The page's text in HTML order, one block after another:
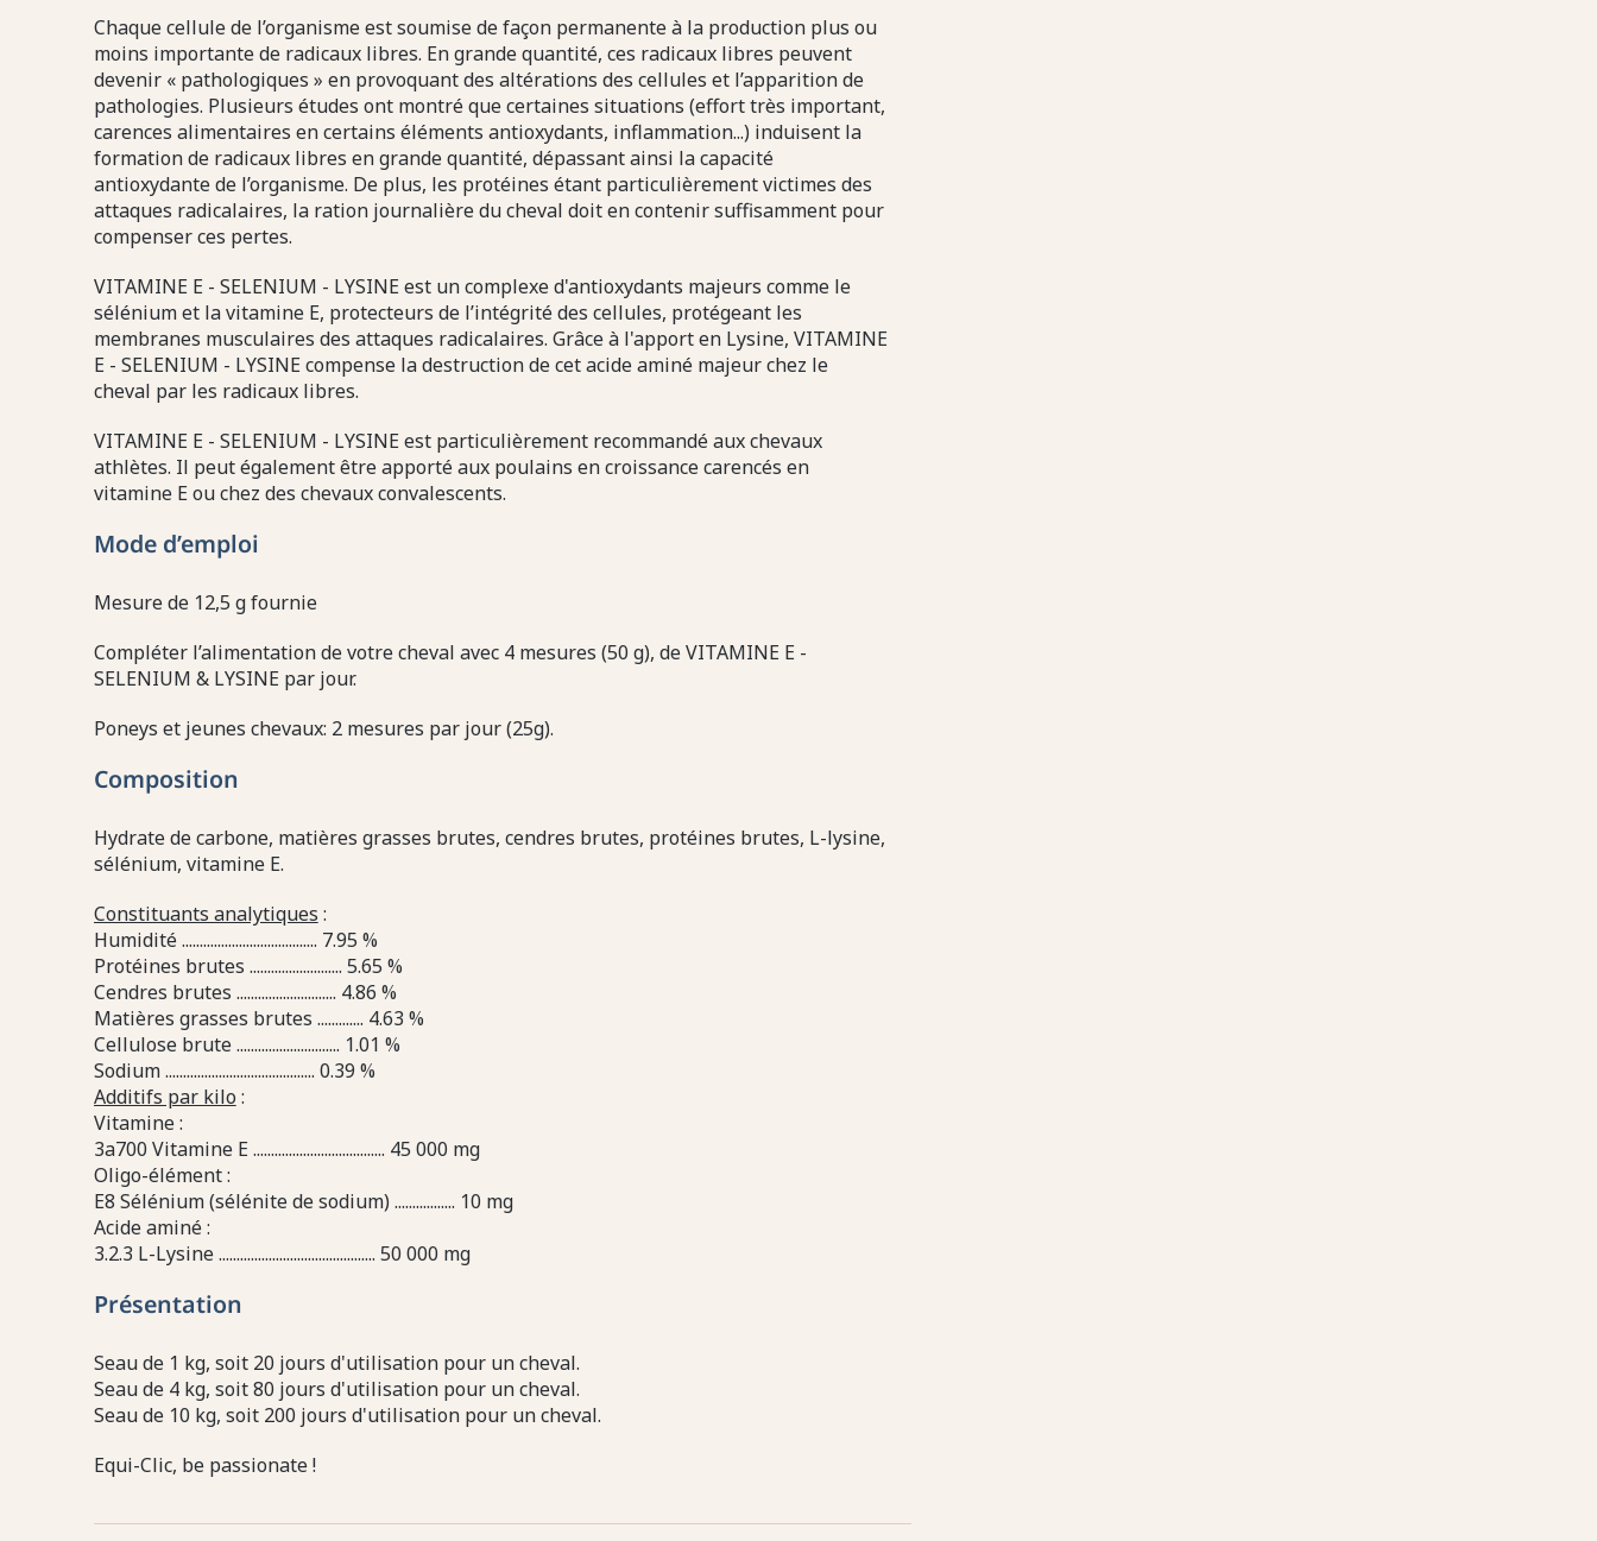
Chaque cellule de l’organisme est soumise de façon permanente à la production plus ou
moins importante de radicaux libres. En grande quantité, ces radicaux libres peuvent
devenir « pathologiques » en provoquant des altérations des cellules et l’apparition de
pathologies. Plusieurs études ont montré que certaines situations (effort très important,
carences alimentaires en certains éléments antioxydants, inflammation...) induisent la
formation de radicaux libres en grande quantité, dépassant ainsi la capacité
antioxydante de l’organisme. De plus, les protéines étant particulièrement victimes des
attaques radicalaires, la ration journalière du cheval doit en contenir suffisamment pour
compenser ces pertes.
VITAMINE E - SELENIUM - LYSINE est un complexe d'antioxydants majeurs comme le
sélénium et la vitamine E, protecteurs de l’intégrité des cellules, protégeant les
membranes musculaires des attaques radicalaires. Grâce à l'apport en Lysine, VITAMINE
E - SELENIUM - LYSINE compense la destruction de cet acide aminé majeur chez le
cheval par les radicaux libres.
VITAMINE E - SELENIUM - LYSINE est particulièrement recommandé aux chevaux
athlètes. Il peut également être apporté aux poulains en croissance carencés en
vitamine E ou chez des chevaux convalescents.
Mode d’emploi
Mesure de 12,5 g fournie
Compléter l’alimentation de votre cheval avec 4 mesures (50 g), de VITAMINE E -
SELENIUM & LYSINE par jour.
Poneys et jeunes chevaux: 2 mesures par jour (25g).
Composition
Hydrate de carbone, matières grasses brutes, cendres brutes, protéines brutes, L-lysine,
sélénium, vitamine E.
Constituants analytiques :
Humidité ...................................... 7.95 %
Protéines brutes .......................... 5.65 %
Cendres brutes ............................ 4.86 %
Matières grasses brutes ............. 4.63 %
Cellulose brute ............................. 1.01 %
Sodium .......................................... 0.39 %
Additifs par kilo :
Vitamine :
3a700 Vitamine E ..................................... 45 000 mg
Oligo-élément :
E8 Sélénium (sélénite de sodium) ................. 10 mg
Acide aminé :
3.2.3 L-Lysine ............................................ 50 000 mg
Présentation
Seau de 1 kg, soit 20 jours d'utilisation pour un cheval.
Seau de 4 kg, soit 80 jours d'utilisation pour un cheval.
Seau de 10 kg, soit 200 jours d'utilisation pour un cheval.
Equi-Clic, be passionate !